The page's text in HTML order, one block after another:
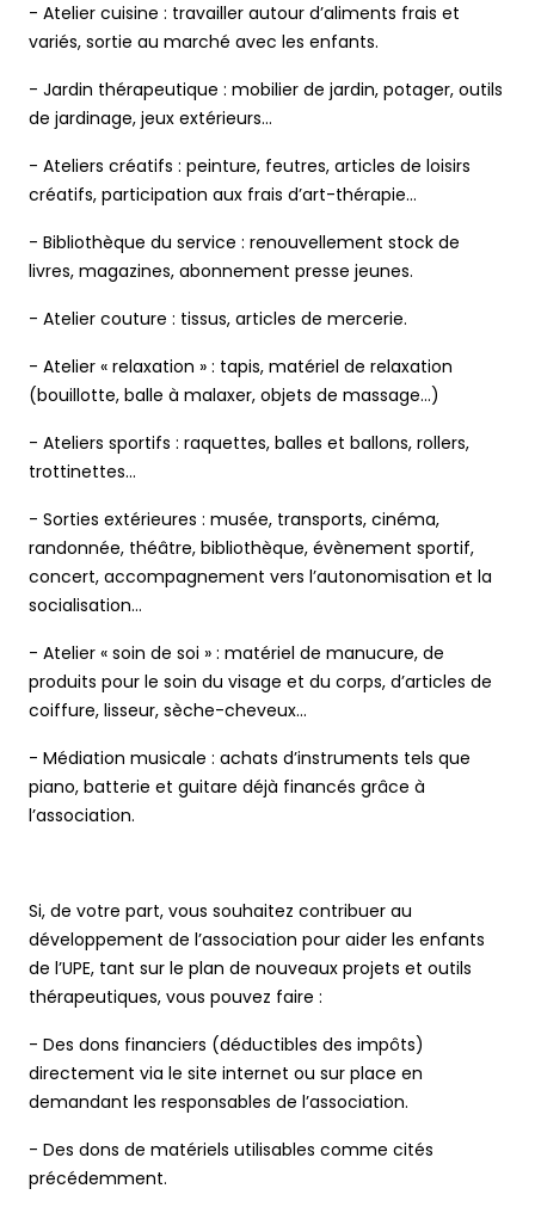
- Atelier cuisine : travailler autour d’aliments frais et
variés, sortie au marché avec les enfants.
- Jardin thérapeutique : mobilier de jardin, potager, outils
de jardinage, jeux extérieurs…
- Ateliers créatifs : peinture, feutres, articles de loisirs
créatifs, participation aux frais d’art-thérapie…
- Bibliothèque du service : renouvellement stock de
livres, magazines, abonnement presse jeunes.
- Atelier couture : tissus, articles de mercerie.
- Atelier « relaxation » : tapis, matériel de relaxation
(bouillotte, balle à malaxer, objets de massage…)
- Ateliers sportifs : raquettes, balles et ballons, rollers,
trottinettes…
- Sorties extérieures : musée, transports, cinéma,
randonnée, théâtre, bibliothèque, évènement sportif,
concert, accompagnement vers l’autonomisation et la
socialisation…
- Atelier « soin de soi » : matériel de manucure, de
produits pour le soin du visage et du corps, d’articles de
coiffure, lisseur, sèche-cheveux…
- Médiation musicale : achats d’instruments tels que
piano, batterie et guitare déjà financés grâce à
l’association.
Si, de votre part, vous souhaitez contribuer au
développement de l’association pour aider les enfants
de l’UPE, tant sur le plan de nouveaux projets et outils
thérapeutiques, vous pouvez faire :
- Des dons financiers (déductibles des impôts)
directement via le site internet ou sur place en
demandant les responsables de l’association.
- Des dons de matériels utilisables comme cités
précédemment.